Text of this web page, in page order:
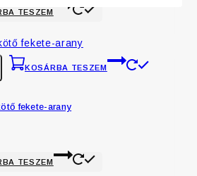
TESZEM
KOSÁRBA TESZEM
fekete-arany
TESZEM